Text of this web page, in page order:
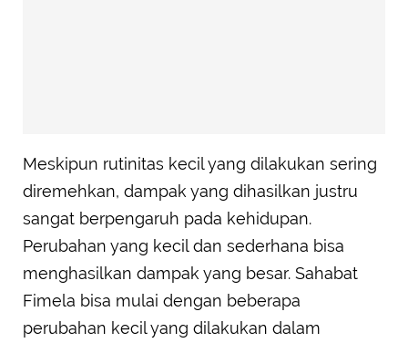
Meskipun rutinitas kecil yang dilakukan sering
diremehkan, dampak yang dihasilkan justru
sangat berpengaruh pada kehidupan.
Perubahan yang kecil dan sederhana bisa
menghasilkan dampak yang besar. Sahabat
Fimela bisa mulai dengan beberapa
perubahan kecil yang dilakukan dalam